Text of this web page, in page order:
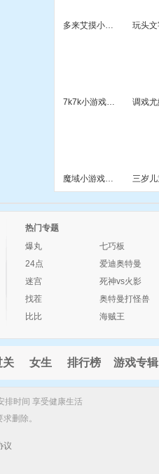
多来艾摸小游戏
7k7k小游戏神庙
魔域小游戏幻兽
热门专题
爆丸
七巧板
24点
爱迪奥特曼
迷宫
死神vs火影
找茬
奥特曼打怪兽
比比
海贼王
关 女生 排行榜 游戏专辑
排时间 享受健康生活
删除。
议